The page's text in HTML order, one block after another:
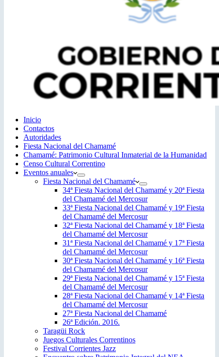
Inicio
Contactos
Autoridades
Fiesta Nacional del Chamamé
Chamamé: Patrimonio Cultural Inmaterial de la Humanidad
Censo Cultural Correntino
Eventos anuales
Fiesta Nacional del Chamamé
34ª Fiesta Nacional del Chamamé y 20ª Fiesta
del Chamamé del Mercosur
33ª Fiesta Nacional del Chamamé y 19ª Fiesta
del Chamamé del Mercosur
32ª Fiesta Nacional del Chamamé y 18ª Fiesta
del Chamamé del Mercosur
31ª Fiesta Nacional del Chamamé y 17ª Fiesta
del Chamamé del Mercosur
30ª Fiesta Nacional del Chamamé y 16ª Fiesta
del Chamamé del Mercosur
29ª Fiesta Nacional del Chamamé y 15ª Fiesta
del Chamamé del Mercosur
28ª Fiesta Nacional del Chamamé y 14ª Fiesta
del Chamamé del Mercosur
27ª Fiesta Nacional del Chamamé
26ª Edición. 2016.
Taragüi Rock
Juegos Culturales Correntinos
Festival Corrientes Jazz